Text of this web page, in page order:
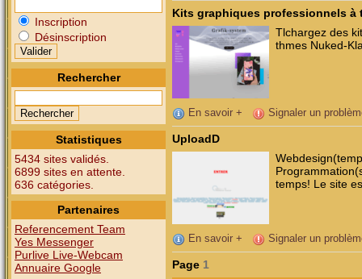
Inscription
Désinscription
Rechercher
Statistiques
5434 sites validés.
6899 sites en attente.
636 catégories.
Partenaires
Referencement Team
Yes Messenger
Purlive Live-Webcam
Annuaire Google
Kits graphiques professionnels à
Tlchargez des
thmes Nuked-
En savoir + Signaler un
UploadD
temps! Le site
En savoir + Signaler un
Page 1